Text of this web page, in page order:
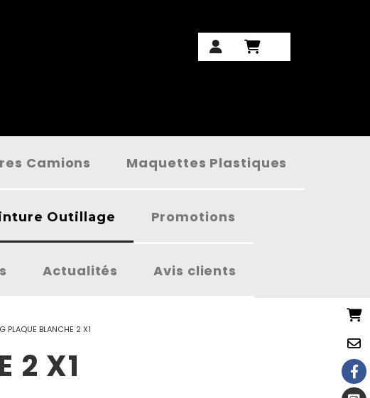
Camions Maquettes Plastiques
Outillage Promotions
Actualités Avis clients
PLAQUE BLANCHE 2 X1
2 X1